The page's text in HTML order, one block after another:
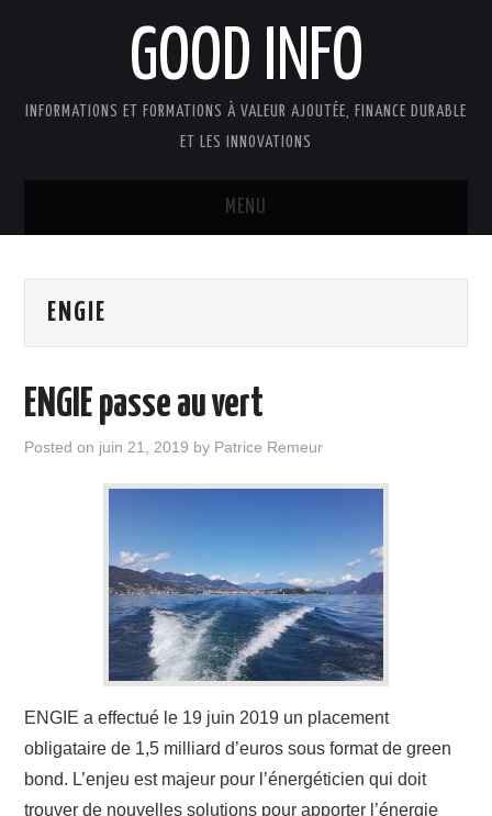
GOOD INFO
INFORMATIONS ET FORMATIONS À VALEUR AJOUTÉE, FINANCE DURABLE
ET LES INNOVATIONS
MENU
GOOD INFO DANS LA PRESSE
PUBLICATIONS
ENGIE
ENGIE passe au vert
Posted on juin 21, 2019 by Patrice Remeur
ENGIE a effectué le 19 juin 2019 un placement
obligataire de 1,5 milliard d’euros sous format de green
bond. L’enjeu est majeur pour l’énergéticien qui doit
trouver de nouvelles solutions pour apporter l’énergie